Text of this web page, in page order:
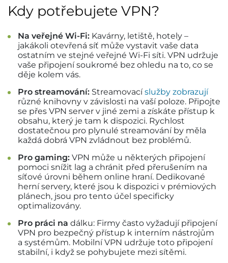
Kdy potřebujete VPN?
Na veřejné Wi-Fi: Kavárny, letiště, hotely –
jakákoli otevřená síť může vystavit vaše data
ostatním ve stejné veřejné Wi-Fi síti. VPN udržuje
vaše připojení soukromé bez ohledu na to, co se
děje kolem vás.
Pro streamování: Streamovacíslužby zobrazují
různé knihovny v závislosti na vaší poloze. Připojte
se přes VPN server v jiné zemi a získáte přístup k
obsahu, který je tam k dispozici. Rychlost
dostatečnou pro plynulé streamování by měla
každá dobrá VPN zvládnout bez problémů.
Pro gaming: VPN může u některých připojení
pomoci snížit lag a chránit před přerušením na
síťové úrovni během online hraní. Dedikované
herní servery, které jsou k dispozici v prémiových
plánech, jsou pro tento účel specificky
optimalizovány.
Pro práci na dálku: Firmy často vyžadují připojení
VPN pro bezpečný přístup k interním nástrojům
a systémům. Mobilní VPN udržuje toto připojení
stabilní, i když se pohybujete mezi sítěmi.